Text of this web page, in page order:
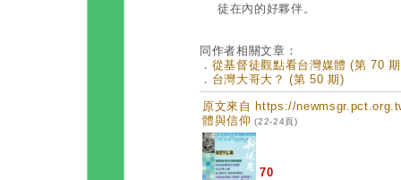
徒在內的好夥伴。
同作者相關文章：
． 從基督徒觀點看台灣媒體 (第 70
． 台灣大哥大？ (第 50 期)
原文來自 https://
體與信仰 (22-24頁)
70